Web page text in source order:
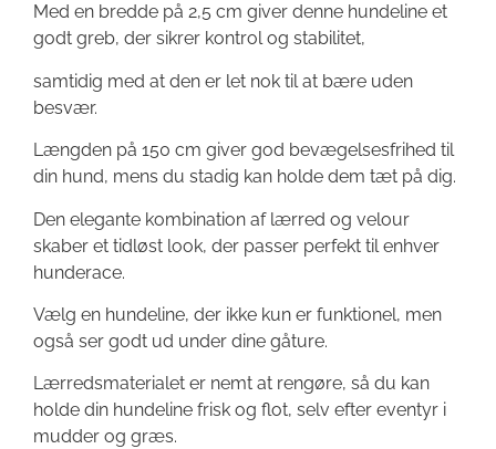
Med en bredde på 2,5 cm giver denne hundeline et
godt greb, der sikrer kontrol og stabilitet,
samtidig med at den er let nok til at bære uden
besvær.
Længden på 150 cm giver god bevægelsesfrihed til
din hund, mens du stadig kan holde dem tæt på dig.
Den elegante kombination af lærred og velour
skaber et tidløst look, der passer perfekt til enhver
hunderace.
Vælg en hundeline, der ikke kun er funktionel, men
også ser godt ud under dine gåture.
Lærredsmaterialet er nemt at rengøre, så du kan
holde din hundeline frisk og flot, selv efter eventyr i
mudder og græs.